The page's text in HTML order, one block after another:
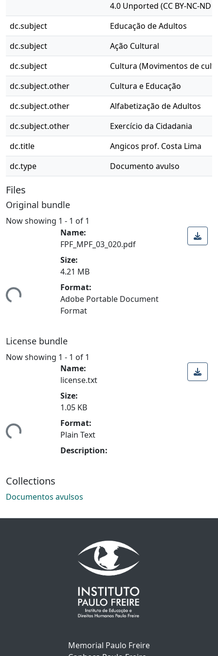
4.0 Unported (CC BY-NC-ND
dc.subject
Educação de Adultos
dc.subject
Ação Cultural
dc.subject
Cultura (Movimentos de
dc.subject.other
Cultura e Educação
dc.subject.other
Alfabetização de Adultos
dc.subject.other
Exercício da Cidadania
dc.title
Angicos prof. Costa Lima
dc.type
Documento avulso
Files
Original bundle
Now showing 1 - 1 of 1
Name:
FPF_MPF_03_020.pdf
Size:
4.21 MB
Format:
Adobe Portable Document
Format
License bundle
Now showing 1 - 1 of 1
Name:
license.txt
Size:
1.05 KB
Format:
Plain Text
Description:
Collections
Documentos avulsos
Memorial Paulo Freire